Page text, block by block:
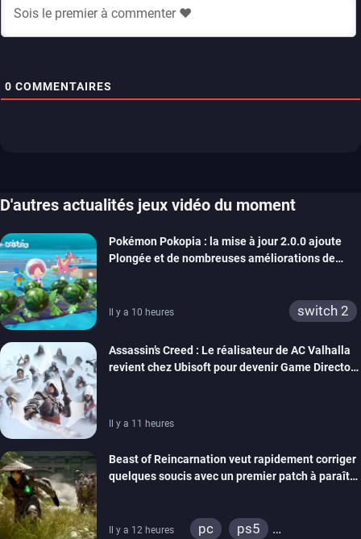
0 COMMENTAIRES
D'autres actualités jeux vidéo du moment
Pokémon Pokopia : la mise à jour 2.0.0 ajoute
Plongée et de nombreuses améliorations de
Il y a 10 heures switch 2
Assassin’s Creed : Le réalisateur de AC Valhalla
revient chez Ubisoft pour devenir Game Director
Il y a 11 heures
Beast of Reincarnation veut rapidement corriger
quelques soucis avec un premier patch à paraître
Il y a 12 heures pc
ps5